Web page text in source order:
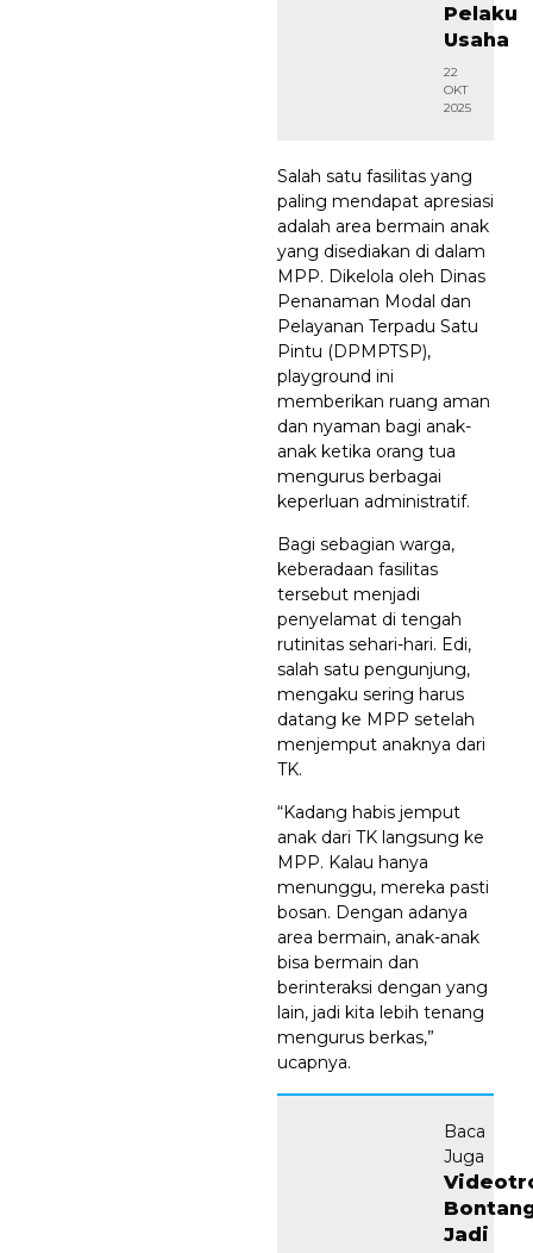
Pelaku
Usaha
22
OKT
2025
Salah satu fasilitas yang
paling mendapat apresiasi
adalah area bermain anak
yang disediakan di dalam
MPP. Dikelola oleh Dinas
Penanaman Modal dan
Pelayanan Terpadu Satu
Pintu (DPMPTSP),
playground ini
memberikan ruang aman
dan nyaman bagi anak-
anak ketika orang tua
mengurus berbagai
keperluan administratif.
Bagi sebagian warga,
keberadaan fasilitas
tersebut menjadi
penyelamat di tengah
rutinitas sehari-hari. Edi,
salah satu pengunjung,
mengaku sering harus
datang ke MPP setelah
menjemput anaknya dari
TK.
“Kadang habis jemput
anak dari TK langsung ke
MPP. Kalau hanya
menunggu, mereka pasti
bosan. Dengan adanya
area bermain, anak-anak
bisa bermain dan
berinteraksi dengan yang
lain, jadi kita lebih tenang
mengurus berkas,”
ucapnya.
Baca
Juga
Jadi